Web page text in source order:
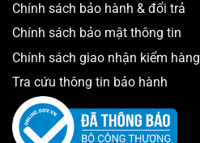
Chính sách bảo hành & đổi trả
Chính sách bảo mật thông tin
Chính sách giao nhận kiểm hàng
Tra cứu thông tin bảo hành